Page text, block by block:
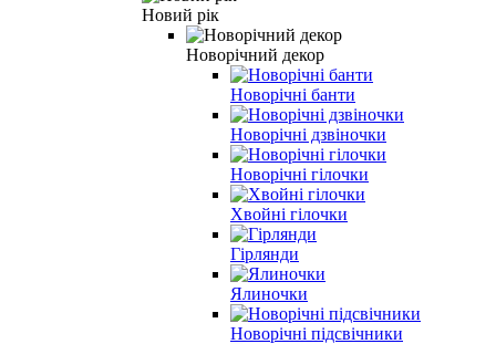
Новий рік
Новорічний декор
Новорічні банти
Новорічні дзвіночки
Новорічні гілочки
Хвойні гілочки
Гірлянди
Ялиночки
Новорічні підсвічники